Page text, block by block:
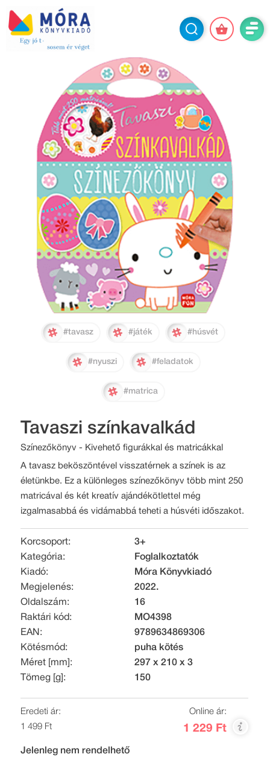
#tavasz #játék #húsvét
#nyuszi #feladatok
#matrica
Tavaszi színkavalkád
Színezőkönyv - Kivehető figurákkal és matricákkal
A tavasz beköszöntével visszatérnek a színek is az
életünkbe. Ez a különleges színezőkönyv több mint 250
matricával és két kreatív ajándékötlettel még
izgalmasabbá és vidámabbá teheti a húsvéti időszakot.
Korcsoport:
3+
Kategória:
Foglalkoztatók
Kiadó:
Móra Könyvkiadó
Megjelenés:
2022.
Oldalszám:
16
Raktári kód:
MO4398
EAN:
9789634869306
Kötésmód:
puha kötés
Méret [mm]:
297 x 210 x 3
Tömeg [g]:
150
Eredeti ár:
1 499 Ft
Online ár:
1 229 Ft
Jelenleg nem rendelhető